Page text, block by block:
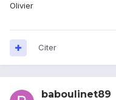
Olivier
Citer
baboulinet89